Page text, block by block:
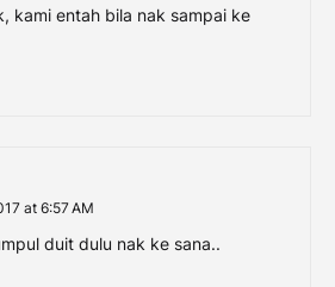
kami entah bila nak sampai ke
at 6:57 AM
duit dulu nak ke sana..